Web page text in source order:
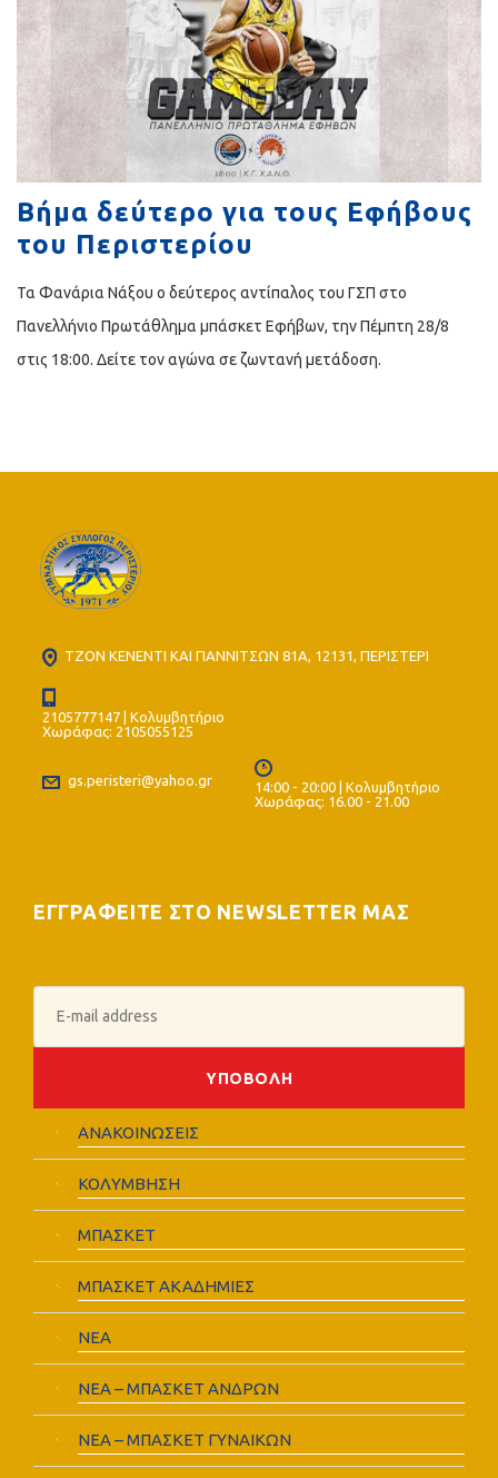
Βήμα δεύτερο για τους Εφήβους
του Περιστερίου
Τα Φανάρια Νάξου ο δεύτερος αντίπαλος του ΓΣΠ στο
Πανελλήνιο Πρωτάθλημα μπάσκετ Εφήβων, την Πέμπτη 28/8
στις 18:00. Δείτε τον αγώνα σε ζωντανή μετάδοση.
ΤΖΟΝ ΚΕΝΕΝΤΙ ΚΑΙ ΓΙΑΝΝΙΤΣΩΝ 81Α, 12131, ΠΕΡΙΣΤΕΡΙ
2105777147 | Κολυμβητήριο
Χωράφας: 2105055125
gs.peristeri@yahoo.gr
14:00 - 20:00 | Κολυμβητήριο
Χωράφας: 16.00 - 21.00
ΕΓΓΡΑΦΕΙΤΕ ΣΤΟ NEWSLETTER ΜΑΣ
ΑΝΑΚΟΙΝΩΣΕΙΣ
ΚΟΛΥΜΒΗΣΗ
ΜΠΑΣΚΕΤ
ΜΠΑΣΚΕΤ ΑΚΑΔΗΜΙΕΣ
ΝΕΑ
ΝΕΑ – ΜΠΑΣΚΕΤ ΑΝΔΡΩΝ
ΝΕΑ – ΜΠΑΣΚΕΤ ΓΥΝΑΙΚΩΝ